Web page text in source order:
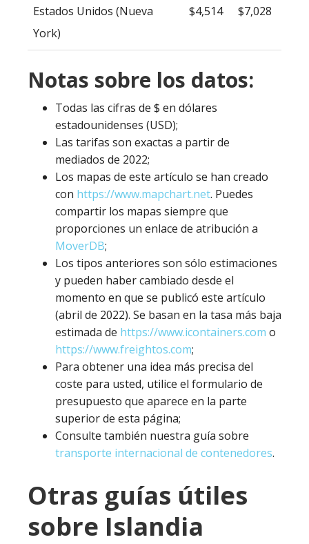
Estados Unidos (Nueva
York)
$4,514 $7,028
Notas sobre los datos:
Todas las cifras de $ en dólares
estadounidenses (USD);
Las tarifas son exactas a partir de
mediados de 2022;
Los mapas de este artículo se han creado
con https://www.mapchart.net. Puedes
compartir los mapas siempre que
proporciones un enlace de atribución a
MoverDB;
Los tipos anteriores son sólo estimaciones
y pueden haber cambiado desde el
momento en que se publicó este artículo
(abril de 2022). Se basan en la tasa más baja
estimada de https://www.icontainers.com o
https://www.freightos.com;
Para obtener una idea más precisa del
coste para usted, utilice el formulario de
presupuesto que aparece en la parte
superior de esta página;
Consulte también nuestra guía sobre
transporte internacional de contenedores.
Otras guías útiles
sobre Islandia